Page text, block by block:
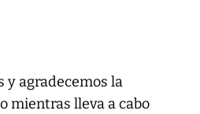
y agradecemos la
mientras lleva a cabo